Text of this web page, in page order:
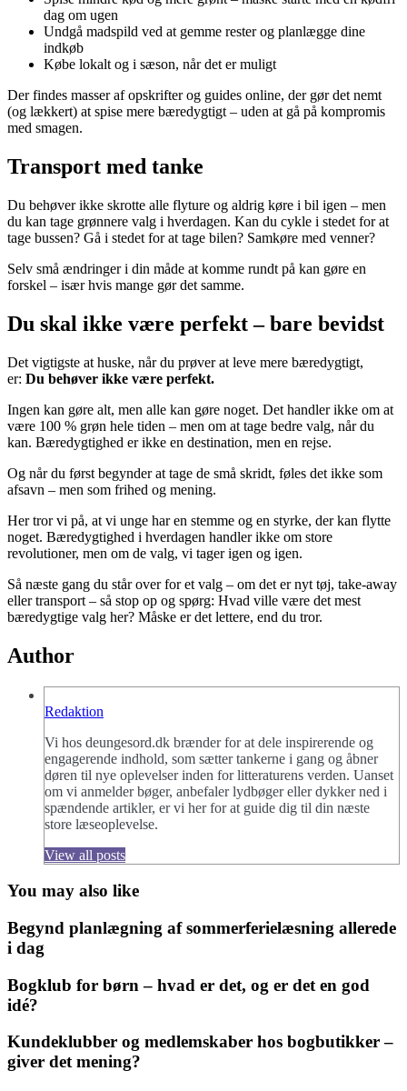
dag om ugen
Undgå madspild ved at gemme rester og planlægge dine
indkøb
Købe lokalt og i sæson, når det er muligt
Der findes masser af opskrifter og guides online, der gør det nemt
(og lækkert) at spise mere bæredygtigt – uden at gå på kompromis
med smagen.
Transport med tanke
Du behøver ikke skrotte alle flyture og aldrig køre i bil igen – men
du kan tage grønnere valg i hverdagen. Kan du cykle i stedet for at
tage bussen? Gå i stedet for at tage bilen? Samkøre med venner?
Selv små ændringer i din måde at komme rundt på kan gøre en
forskel – især hvis mange gør det samme.
Du skal ikke være perfekt – bare bevidst
Det vigtigste at huske, når du prøver at leve mere bæredygtigt,
er: Du behøver ikke være perfekt.
Ingen kan gøre alt, men alle kan gøre noget. Det handler ikke om at
være 100 % grøn hele tiden – men om at tage bedre valg, når du
kan. Bæredygtighed er ikke en destination, men en rejse.
Og når du først begynder at tage de små skridt, føles det ikke som
afsavn – men som frihed og mening.
Her tror vi på, at vi unge har en stemme og en styrke, der kan flytte
noget. Bæredygtighed i hverdagen handler ikke om store
revolutioner, men om de valg, vi tager igen og igen.
Så næste gang du står over for et valg – om det er nyt tøj, take-away
eller transport – så stop op og spørg: Hvad ville være det mest
bæredygtige valg her? Måske er det lettere, end du tror.
Author
Redaktion
Vi hos deungesord.dk brænder for at dele inspirerende og
engagerende indhold, som sætter tankerne i gang og åbner
døren til nye oplevelser inden for litteraturens verden. Uanset
om vi anmelder bøger, anbefaler lydbøger eller dykker ned i
spændende artikler, er vi her for at guide dig til din næste
store læseoplevelse.
View all posts
You may also like
Begynd planlægning af sommerferielæsning allerede
i dag
Bogklub for børn – hvad er det, og er det en god
idé?
Kundeklubber og medlemskaber hos bogbutikker –
giver det mening?